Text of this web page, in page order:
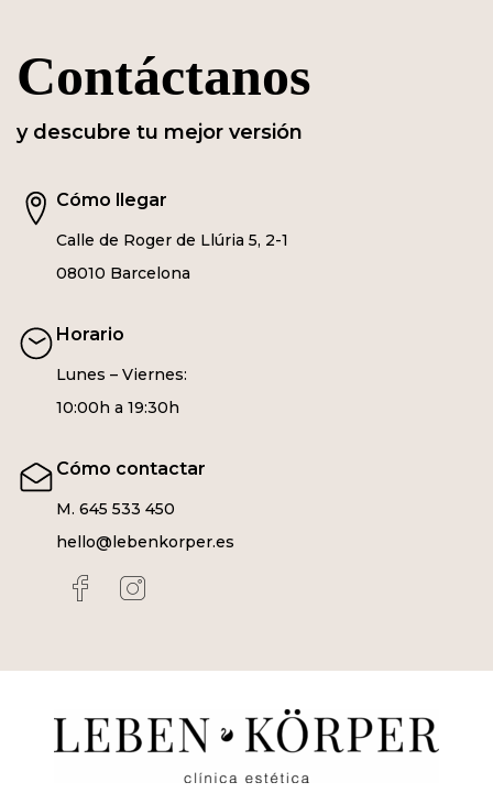
Contáctanos
y descubre tu mejor versión
Cómo llegar
Calle de Roger de Llúria 5, 2-1
08010 Barcelona
Horario
Lunes – Viernes:
10:00h a 19:30h
Cómo contactar
M. 645 533 450
hello@lebenkorper.es